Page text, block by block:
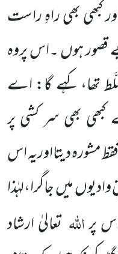
کبھی بھی راہِ راست
قصور ہوں ۔اس پروہ
تھا، کہے گا: اے
بھی سر کشی پر
مشورہ دیتااوریہ اس
وادیوں میں جاگرا،لہٰذا
پراللہ تعالیٰ ارشاد